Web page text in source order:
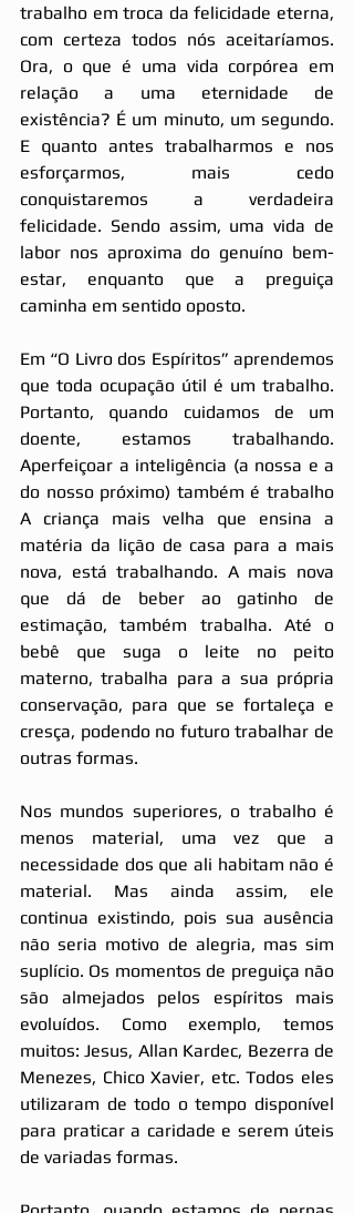
trabalho em troca da felicidade eterna,
com certeza todos nós aceitaríamos.
Ora, o que é uma vida corpórea em
relação a uma eternidade de
existência? É um minuto, um segundo.
E quanto antes trabalharmos e nos
esforçarmos, mais cedo
conquistaremos a verdadeira
felicidade. Sendo assim, uma vida de
labor nos aproxima do genuíno bem-
estar, enquanto que a preguiça
caminha em sentido oposto.
Em “O Livro dos Espíritos” aprendemos
que toda ocupação útil é um trabalho.
Portanto, quando cuidamos de um
doente, estamos trabalhando.
Aperfeiçoar a inteligência (a nossa e a
do nosso próximo) também é trabalho
A criança mais velha que ensina a
matéria da lição de casa para a mais
nova, está trabalhando. A mais nova
que dá de beber ao gatinho de
estimação, também trabalha. Até o
bebê que suga o leite no peito
materno, trabalha para a sua própria
conservação, para que se fortaleça e
cresça, podendo no futuro trabalhar de
outras formas.
Nos mundos superiores, o trabalho é
menos material, uma vez que a
necessidade dos que ali habitam não é
material. Mas ainda assim, ele
continua existindo, pois sua ausência
não seria motivo de alegria, mas sim
suplício. Os momentos de preguiça não
são almejados pelos espíritos mais
evoluídos. Como exemplo, temos
muitos: Jesus, Allan Kardec, Bezerra de
Menezes, Chico Xavier, etc. Todos eles
utilizaram de todo o tempo disponível
para praticar a caridade e serem úteis
de variadas formas.